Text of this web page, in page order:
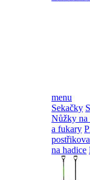
menu
Sekačky
Nůžky
a fukary
na hadice